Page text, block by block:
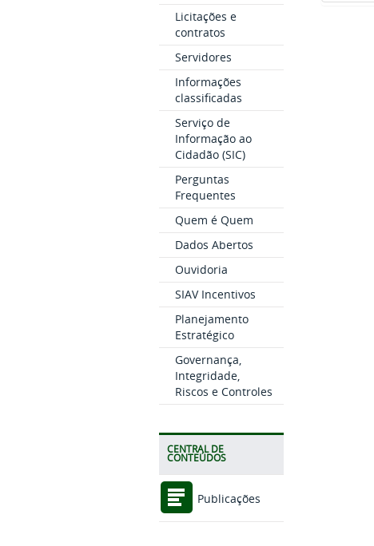
Licitações e
contratos
Servidores
Informações
classificadas
Serviço de
Informação ao
Cidadão (SIC)
Perguntas
Frequentes
Quem é Quem
Dados Abertos
Ouvidoria
SIAV Incentivos
Planejamento
Estratégico
Governança,
Integridade,
Riscos e Controles
CENTRAL DE
CONTEÚDOS
Publicações